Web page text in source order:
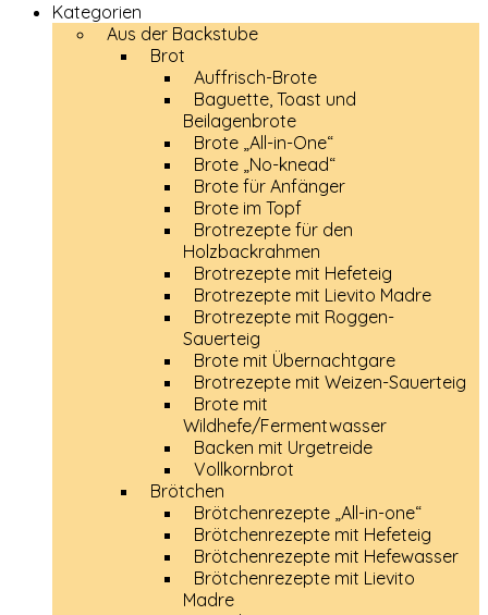
Kategorien
Aus der Backstube
Brot
Auffrisch-Brote
Baguette, Toast und
Beilagenbrote
Brote „All-in-One“
Brote „No-knead“
Brote für Anfänger
Brote im Topf
Brotrezepte für den
Holzbackrahmen
Brotrezepte mit Hefeteig
Brotrezepte mit Lievito Madre
Brotrezepte mit Roggen-
Sauerteig
Brote mit Übernachtgare
Brotrezepte mit Weizen-Sauerteig
Brote mit
Wildhefe/Fermentwasser
Backen mit Urgetreide
Vollkornbrot
Brötchen
Brötchenrezepte „All-in-one“
Brötchenrezepte mit Hefeteig
Brötchenrezepte mit Hefewasser
Brötchenrezepte mit Lievito
Madre